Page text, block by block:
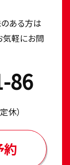
ある⽅は
気軽にお問
86
休）
約